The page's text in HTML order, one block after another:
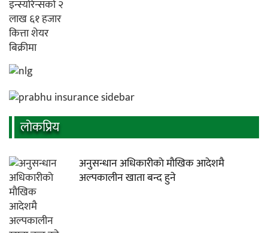
लाेकप्रिय
अनुसन्धान अधिकारीकाे माैखिक आदेशमै
अल्पकालीन खाता बन्द हुने